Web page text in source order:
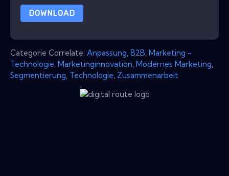
DOWNLOAD
Categorie Correlate: Anpassung B2B Marketing -
Technologie Marketinginnovation Modernes Marketing
Segmentierung Technologie Zusammenarbeit